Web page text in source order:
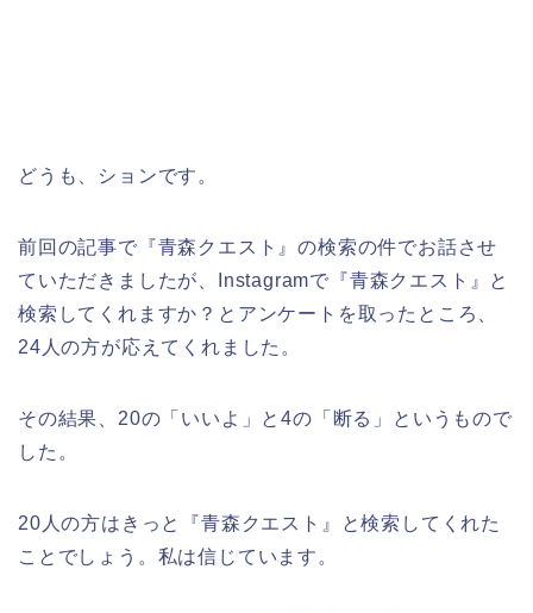
どうも、ションです。
前回の記事で『青森クエスト』の検索の件でお話させ
ていただきましたが、Instagramで『青森クエスト』と
検索してくれますか？とアンケートを取ったところ、
24人の方が応えてくれました。
その結果、20の「いいよ」と4の「断る」というもので
した。
20人の方はきっと『青森クエスト』と検索してくれた
ことでしょう。私は信じています。